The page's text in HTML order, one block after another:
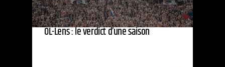
OL-Lens : le verdict d’une saison